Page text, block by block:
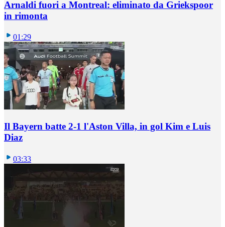
Arnaldi fuori a Montreal: eliminato da Griekspoor
in rimonta
01:29
Il Bayern batte 2-1 l'Aston Villa, in gol Kim e Luis
Diaz
03:33